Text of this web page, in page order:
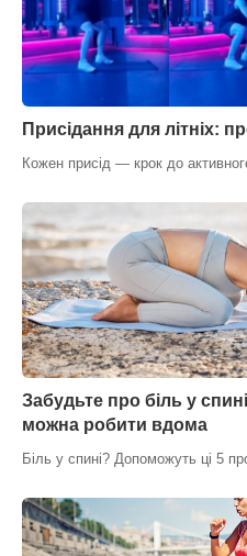
Присідання для літніх:
Кожен присід — крок до
Забудьте про біль у
можна робити вдома
Біль у спині? Допоможуть ці 5